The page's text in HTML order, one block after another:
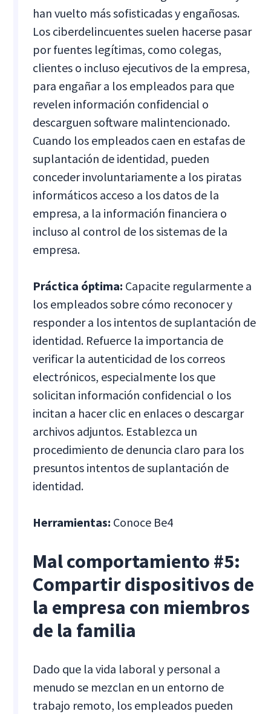
han vuelto más sofisticadas y engañosas.
Los ciberdelincuentes suelen hacerse pasar
por fuentes legítimas, como colegas,
clientes o incluso ejecutivos de la empresa,
para engañar a los empleados para que
revelen información confidencial o
descarguen software malintencionado.
Cuando los empleados caen en estafas de
suplantación de identidad, pueden
conceder involuntariamente a los piratas
informáticos acceso a los datos de la
empresa, a la información financiera o
incluso al control de los sistemas de la
empresa.
Práctica óptima: Capacite regularmente a
los empleados sobre cómo reconocer y
responder a los intentos de suplantación de
identidad. Refuerce la importancia de
verificar la autenticidad de los correos
electrónicos, especialmente los que
solicitan información confidencial o los
incitan a hacer clic en enlaces o descargar
archivos adjuntos. Establezca un
procedimiento de denuncia claro para los
presuntos intentos de suplantación de
identidad.
Herramientas: Conoce Be4
Mal comportamiento #5:
Compartir dispositivos de
la empresa con miembros
de la familia
Dado que la vida laboral y personal a
menudo se mezclan en un entorno de
trabajo remoto, los empleados pueden